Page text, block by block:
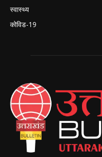
स्वास्थ्य
कोविड-19